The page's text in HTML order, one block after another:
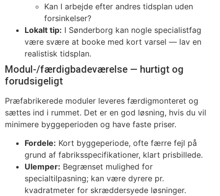
Kan I arbejde efter andres tidsplan uden
forsinkelser?
Lokalt tip: I Sønderborg kan nogle specialistfag
være svære at booke med kort varsel — lav en
realistisk tidsplan.
Modul-/færdigbadeværelse — hurtigt og
forudsigeligt
Præfabrikerede moduler leveres færdigmonteret og
sættes ind i rummet. Det er en god løsning, hvis du vil
minimere byggeperioden og have faste priser.
Fordele: Kort byggeperiode, ofte færre fejl på
grund af fabriksspecifikationer, klart prisbillede.
Ulemper: Begrænset mulighed for
specialtilpasning; kan være dyrere pr.
kvadratmeter for skræddersyede løsninger.